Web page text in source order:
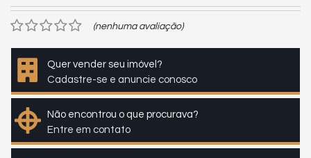
(nenhuma avaliação)
Quer vender seu imóvel?
Cadastre-se e anuncie conosco
Não encontrou o que procurava?
Entre em contato